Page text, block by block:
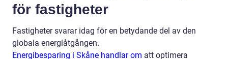
för fastigheter
Fastigheter svarar idag för en betydande del av den
globala energiåtgången.
Energibesparing i Skåne handlar om att optimera